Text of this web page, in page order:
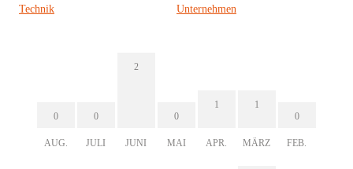
Technik Unternehmen
0
AUG.
0
JULI
2
JUNI
0
MAI
1
APR.
1
MÄRZ
0
FEB.